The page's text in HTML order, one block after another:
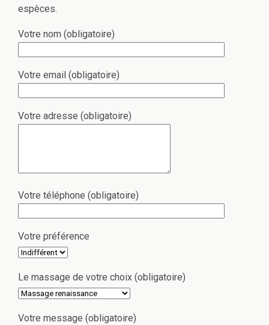
espèces.
Votre nom (obligatoire)
Votre email (obligatoire)
Votre adresse (obligatoire)
Votre téléphone (obligatoire)
Votre préférence
Le massage de votre choix (obligatoire)
Votre message (obligatoire)